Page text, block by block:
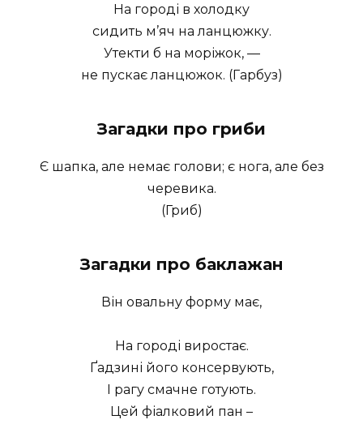
На городі в холодку
сидить м’яч на ланцюжку.
Утекти б на моріжок, —
не пускає ланцюжок. (Гарбуз)
Загадки про гриби
Є шапка, але немає голови; є нога, але без
черевика.
(Гриб)
Загадки про баклажан
Він овальну форму має,
На городі виростає.
Ґадзині його консервують,
І рагу смачне готують.
Цей фіалковий пан –